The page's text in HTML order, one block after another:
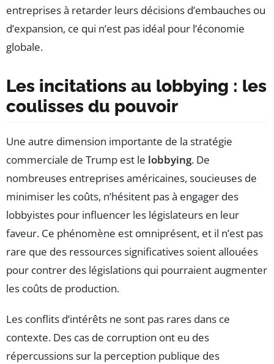
entreprises à retarder leurs décisions d’embauches ou
d’expansion, ce qui n’est pas idéal pour l’économie
globale.
Les incitations au lobbying : les
coulisses du pouvoir
Une autre dimension importante de la stratégie
commerciale de Trump est le lobbying. De
nombreuses entreprises américaines, soucieuses de
minimiser les coûts, n’hésitent pas à engager des
lobbyistes pour influencer les législateurs en leur
faveur. Ce phénomène est omniprésent, et il n’est pas
rare que des ressources significatives soient allouées
pour contrer des législations qui pourraient augmenter
les coûts de production.
Les conflits d’intérêts ne sont pas rares dans ce
contexte. Des cas de corruption ont eu des
répercussions sur la perception publique des